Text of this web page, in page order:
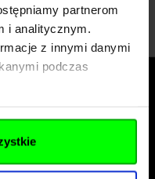
partnerom
i analitycznym.
z innymi danymi
podczas